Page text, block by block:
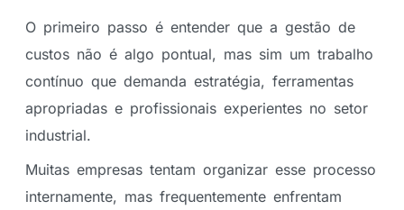
O primeiro passo é entender que a gestão de
custos não é algo pontual, mas sim um trabalho
contínuo que demanda estratégia, ferramentas
apropriadas e profissionais experientes no setor
industrial.
Muitas empresas tentam organizar esse processo
internamente, mas frequentemente enfrentam